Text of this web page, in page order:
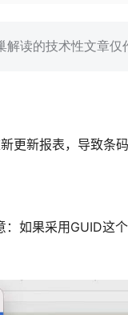
解读的技术性文章
更新报表，导致条码
：如果采用GUID这